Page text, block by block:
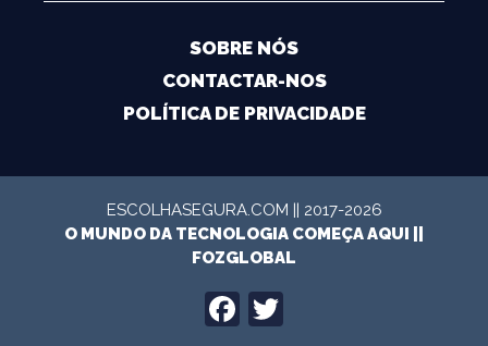
SOBRE NÓS
CONTACTAR-NOS
POLÍTICA DE PRIVACIDADE
ESCOLHASEGURA.COM || 2017-2026
O MUNDO DA TECNOLOGIA COMEÇA AQUI ||
FOZGLOBAL
FACEBOOK